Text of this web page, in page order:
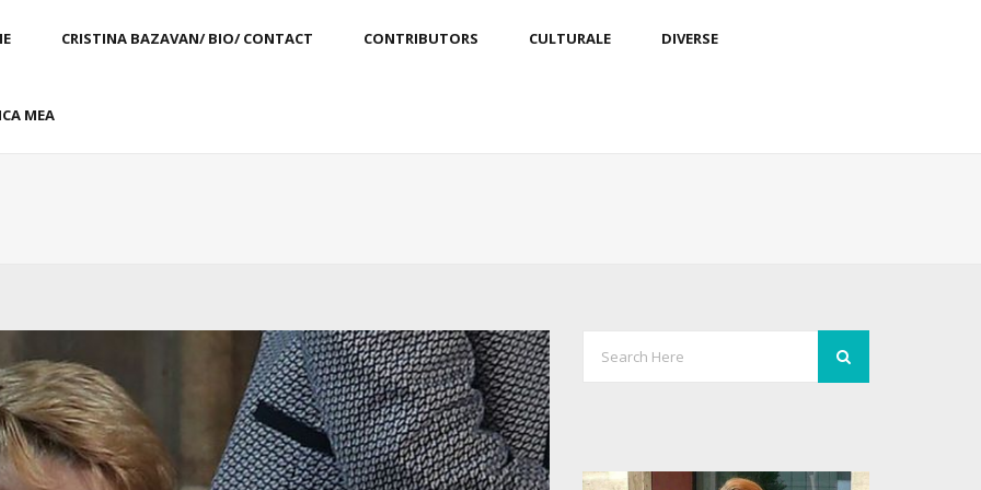
CRISTINA BAZAVAN/ BIO/ CONTACT CONTRIBUTORS CULTURALE DIVERSE
MEA